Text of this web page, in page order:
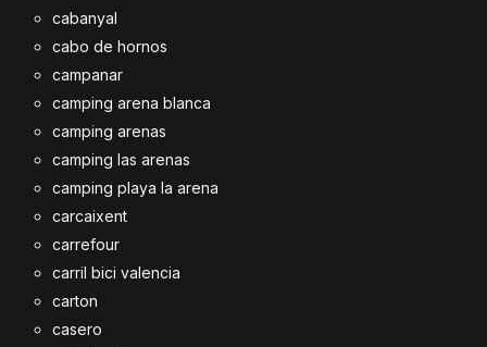
cabanyal
cabo de hornos
campanar
camping arena blanca
camping arenas
camping las arenas
camping playa la arena
carcaixent
carrefour
carril bici valencia
carton
casero